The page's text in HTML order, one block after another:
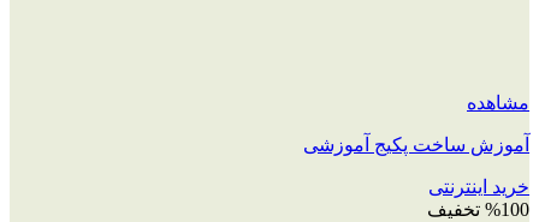
مشاهده
آموزش ساخت پکیج آموزشی
خرید اینترنتی
%100 تخفیف